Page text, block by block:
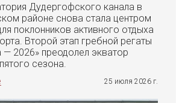
Дудергофского канала в
районе снова стала центром
поклонников активного отдыха
Второй этап гребной регаты
— 2026» преодолел экватор
сезона.
25 июля 2026 г.